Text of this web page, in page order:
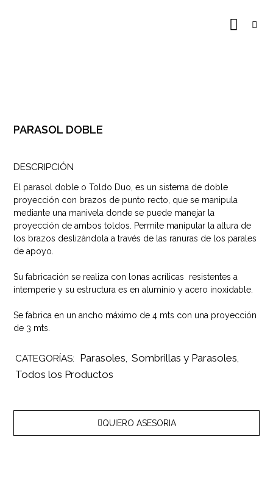
PARASOL DOBLE
DESCRIPCIÓN
El parasol doble o Toldo Duo, es un sistema de doble
proyección con brazos de punto recto, que se manipula
mediante una manivela donde se puede manejar la
proyección de ambos toldos. Permite manipular la altura de
los brazos deslizándola a través de las ranuras de los parales
de apoyo.
Su fabricación se realiza con lonas acrílicas resistentes a
intemperie y su estructura es en aluminio y acero inoxidable.
Se fabrica en un ancho máximo de 4 mts con una proyección
de 3 mts.
CATEGORÍAS: Parasoles, Sombrillas y Parasoles,
Todos los Productos
QUIERO ASESORIA